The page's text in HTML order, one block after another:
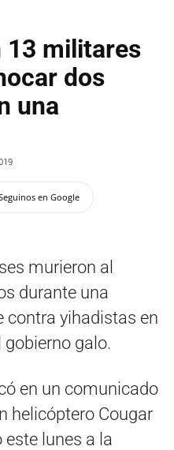
13 militares
dos
una
en Google
murieron al
durante una
contra yihadistas en
galo.
en un comunicado
helicóptero Cougar
este lunes a la